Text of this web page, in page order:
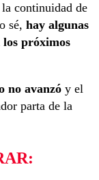
continuidad de
sé, hay algunas
los próximos
no avanzó y el
parta de la